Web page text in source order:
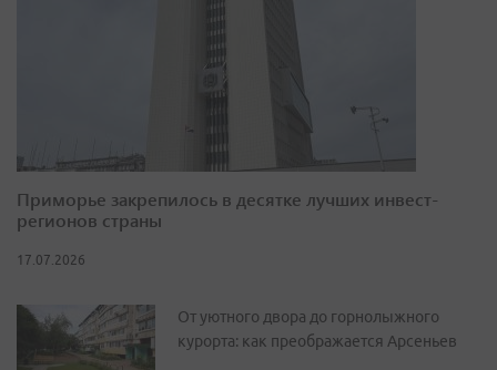
Приморье закрепилось в десятке лучших инвест-
регионов страны
17.07.2026
От уютного двора до горнолыжного
курорта: как преображается Арсеньев